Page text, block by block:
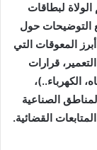
لبطاقات
التوضيحات حول
المعوقات التي
قرارات
الكهرباء..)،
الصناعية
القضائية.